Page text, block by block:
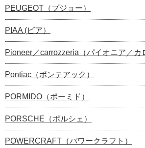
PEUGEOT（プジョー）
PIAA (ピア）
Pioneer／carrozzeria（パイオニア／カ
Pontiac（ポンテアック）
PORMIDO（ポーミド）
PORSCHE（ポルシェ）
POWERCRAFT（パワークラフト）